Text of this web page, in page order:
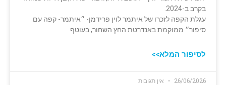
בקרב ב-2024.
עגלת הקפה לזכרו של איתמר לוין פרידמן- ״איתמר- קפה עם
סיפור״ ממוקמת באנדרטת החץ השחור, בעוטף
לסיפור המלא>>
26/06/2026 אין תגובות